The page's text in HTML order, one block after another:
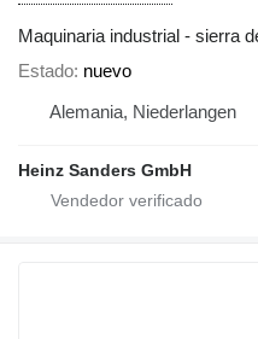
Maquinaria industrial - sierra
Estado nuevo
Alemania, Niederlangen
Heinz Sanders GmbH